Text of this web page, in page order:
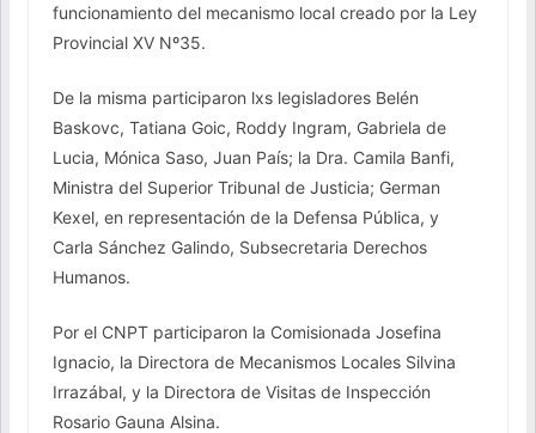
funcionamiento del mecanismo local creado por la Ley
Provincial XV Nº35.
De la misma participaron lxs legisladores Belén
Baskovc, Tatiana Goic, Roddy Ingram, Gabriela de
Lucia, Mónica Saso, Juan País; la Dra. Camila Banfi,
Ministra del Superior Tribunal de Justicia; German
Kexel, en representación de la Defensa Pública, y
Carla Sánchez Galindo, Subsecretaria Derechos
Humanos.
Por el CNPT participaron la Comisionada Josefina
Ignacio, la Directora de Mecanismos Locales Silvina
Irrazábal, y la Directora de Visitas de Inspección
Rosario Gauna Alsina.